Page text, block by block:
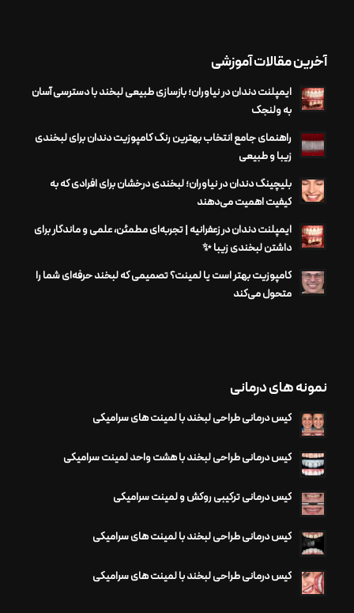
آخرین مقالات آموزشی
ایمپلنت دندان در نیاوران؛ بازسازی طبیعی لبخند با دسترسی آسان
به ولنجک
راهنمای جامع انتخاب بهترین رنگ کامپوزیت دندان برای لبخندی
زیبا و طبیعی
بلیچینگ دندان در نیاوران؛ لبخندی درخشان برای افرادی که به
کیفیت اهمیت می‌دهند
ایمپلنت دندان در زعفرانیه | تجربه‌ای مطمئن، علمی و ماندگار برای
داشتن لبخندی زیبا ✨
کامپوزیت بهتر است یا لمینت؟ تصمیمی که لبخند حرفه‌ای شما را
متحول می‌کند
نمونه های درمانی
کیس درمانی طراحی لبخند با لمینت های سرامیکی
کیس درمانی طراحی لبخند با هشت واحد لمینت سرامیکی
کیس درمانی ترکیبی روکش و لمینت سرامیکی
کیس درمانی طراحی لبخند با لمینت های سرامیکی
کیس درمانی طراحی لبخند با لمینت های سرامیکی